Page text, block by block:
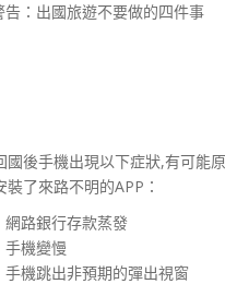
告：出國旅遊不要做的四件事
國後手機出現以下症狀,有可能
裝了來路不明的APP：
網路銀行存款蒸發
手機變慢
手機跳出非預期的彈出視窗